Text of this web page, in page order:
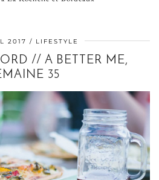
2017 LIFESTYLE
// A BETTER ME,
35